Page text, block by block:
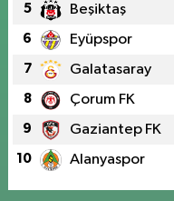
5 Beşiktaş
6 Eyüpspor
7 Galatasaray
8 Çorum FK
9 Gaziantep FK
10 Alanyaspor